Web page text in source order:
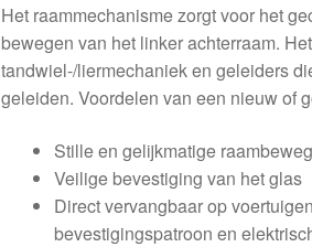
Het raammechanisme zorgt voor het
bewegen van het linker achterraam.
tandwiel-/liermechaniek en geleiders
geleiden. Voordelen van een nieuw of
Stille en gelijkmatige
Veilige bevestiging van het glas
Direct vervangbaar op
bevestigingspatroon en